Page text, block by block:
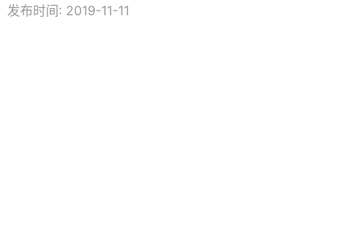
发布时间: 2019-11-11